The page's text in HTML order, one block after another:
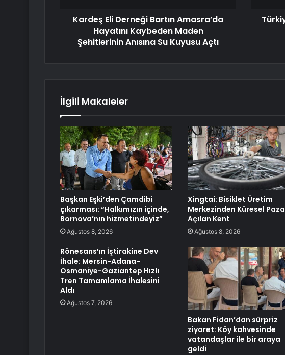
Kardeş Eli Derneği Bartın Amasra’da
Hayatını Kaybeden Maden
Şehitlerinin Anısına Su Kuyusu Açtı
İlgili Makaleler
Başkan Eşki’den Çamdibi
çıkarması: “Halkımızın içinde,
Bornova’nın hizmetindeyiz”
Ağustos 8, 2026
Xingtai: Bisiklet Üretim
Merkezinden Küresel
Açılan Kent
Ağustos 8, 2026
Rönesans’ın İştirakine Dev
İhale: Mersin-Adana-
Osmaniye-Gaziantep Hızlı
Tren Tamamlama İhalesini
Aldı
Ağustos 7, 2026
Bakan Fidan’dan sürpriz
ziyaret: Köy kahvesinde
vatandaşlar ile bir araya
geldi